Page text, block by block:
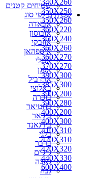
שטיחים קטנים
שטיחים לפי סוג
אבאדה
אובוסון
אוזבקי
איספהאן
אנגלי
אפגן
ארדביל
באלוצי
בוכרה
בחטיאר
ביג'אר
בירגאנד
בלגי
ברבר
ג'יג'ים
גאבה
גבה
340X260
350X250
350X260
360X220
360X240
360X260
360X270
370X270
380X300
385X300
390X200
390X280
400X200
400X300
410X310
420X310
420X320
440X330
600X400